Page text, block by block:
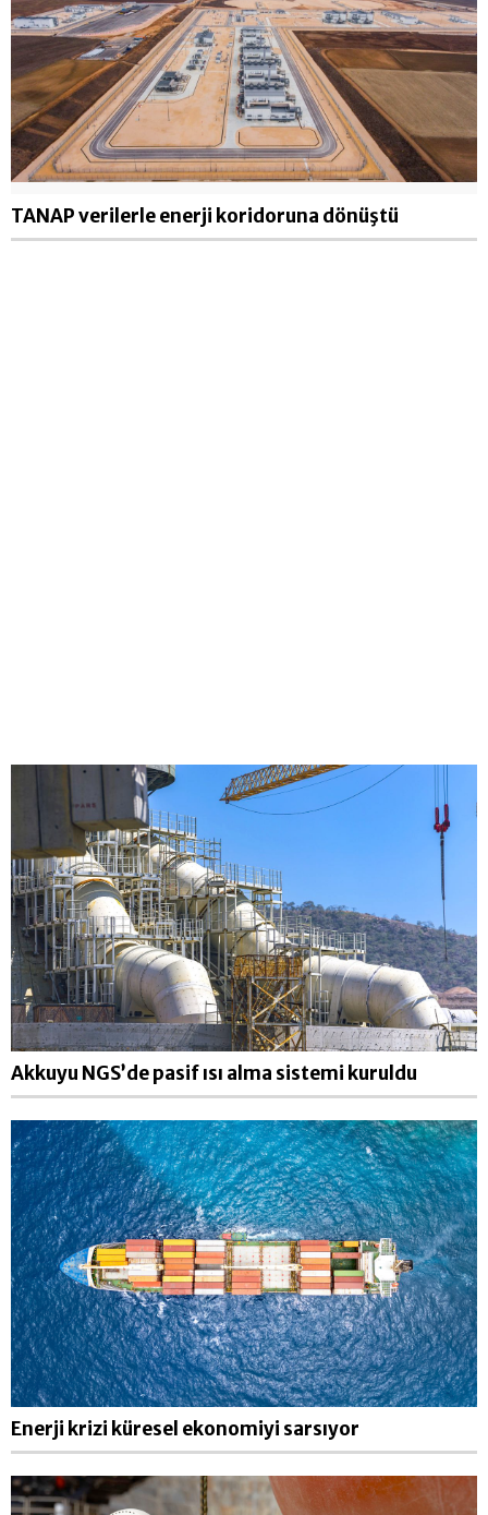
TANAP verilerle enerji koridoruna dönüştü
Akkuyu NGS’de pasif ısı alma sistemi kuruldu
Enerji krizi küresel ekonomiyi sarsıyor